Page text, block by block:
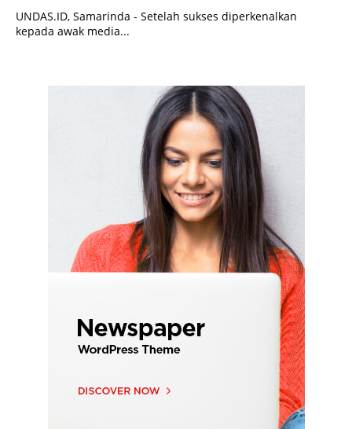
UNDAS.ID, Samarinda - Setelah sukses diperkenalkan
kepada awak media...